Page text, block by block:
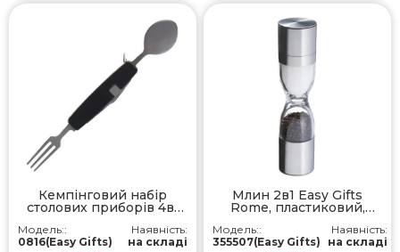
Кемпінговий набір
столових приборів 4в1
Easy Gifts Pamplona,
колір чорний - 081603
Модель::
0816(Easy Gifts)
Наявність:
на складі
Млин 2в1 Easy Gifts
Rome, пластиковий,
Модель::
355507(Easy Gifts)
Наявність:
на складі